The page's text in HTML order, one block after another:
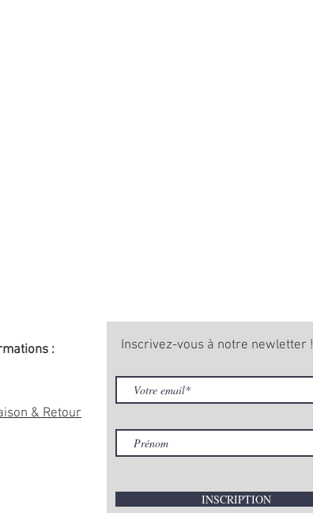
:
& Retour
Inscrivez-vous à notre newletter !
INSCRIPTION